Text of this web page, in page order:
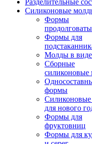
Разделительные
Силиконовые
Формы
Формы для
Молды в виде
Сборные
силиконовые
формы
для нового
Формы для
фруктовниц
Формы для